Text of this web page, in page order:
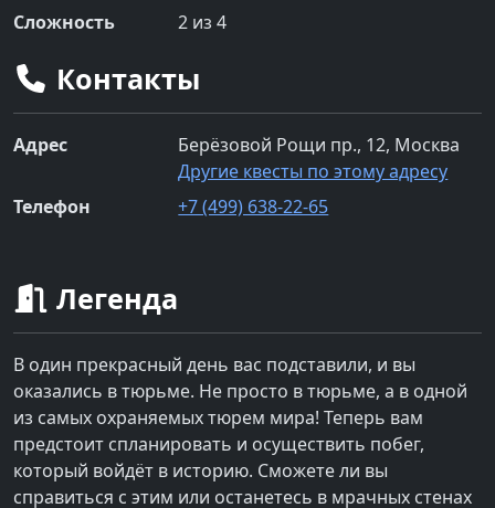
Сложность
2 из 4
Контакты
Адрес
Берёзовой Рощи пр., 12, Москва
Другие квесты по этому адресу
Телефон
+7 (499) 638-22-65
Легенда
В один прекрасный день вас подставили, и вы
оказались в тюрьме. Не просто в тюрьме, а в одной
из самых охраняемых тюрем мира! Теперь вам
предстоит спланировать и осуществить побег,
который войдёт в историю. Сможете ли вы
справиться с этим или останетесь в мрачных стенах